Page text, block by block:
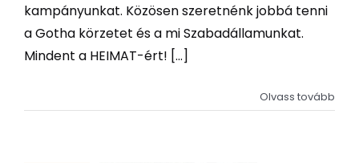
kampányunkat. Közösen szeretnénk jobbá tenni
a Gotha körzetet és a mi Szabadállamunkat.
Mindent a HEIMAT-ért! [...]
Olvass tovább